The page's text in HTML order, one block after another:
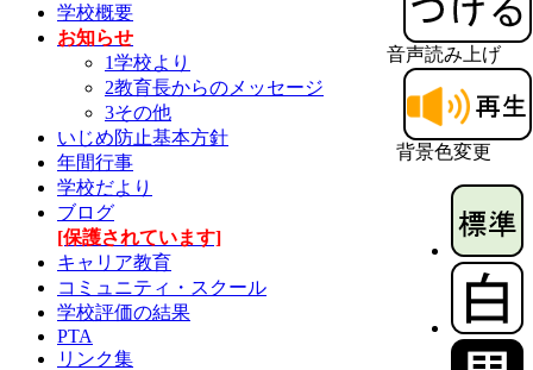
音声読み上げ
背景色変更
学校概要
お知らせ
1学校より
2教育長からのメッセージ
3その他
いじめ防止基本方針
年間行事
学校だより
ブログ
[保護されています]
キャリア教育
コミュニティ・スクール
学校評価の結果
PTA
リンク集